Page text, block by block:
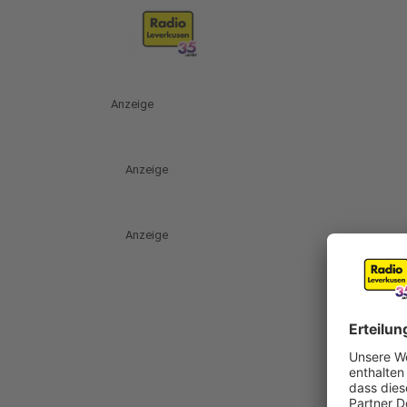
Anzeige
Anzeige
Anzeige